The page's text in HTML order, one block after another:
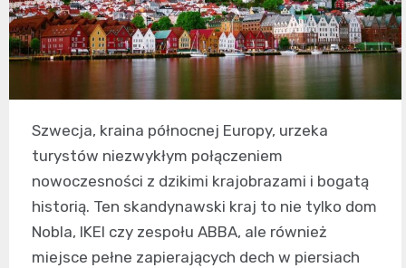
Szwecja, kraina północnej Europy, urzeka
turystów niezwykłym połączeniem
nowoczesności z dzikimi krajobrazami i bogatą
historią. Ten skandynawski kraj to nie tylko dom
Nobla, IKEI czy zespołu ABBA, ale również
miejsce pełne zapierających dech w piersiach